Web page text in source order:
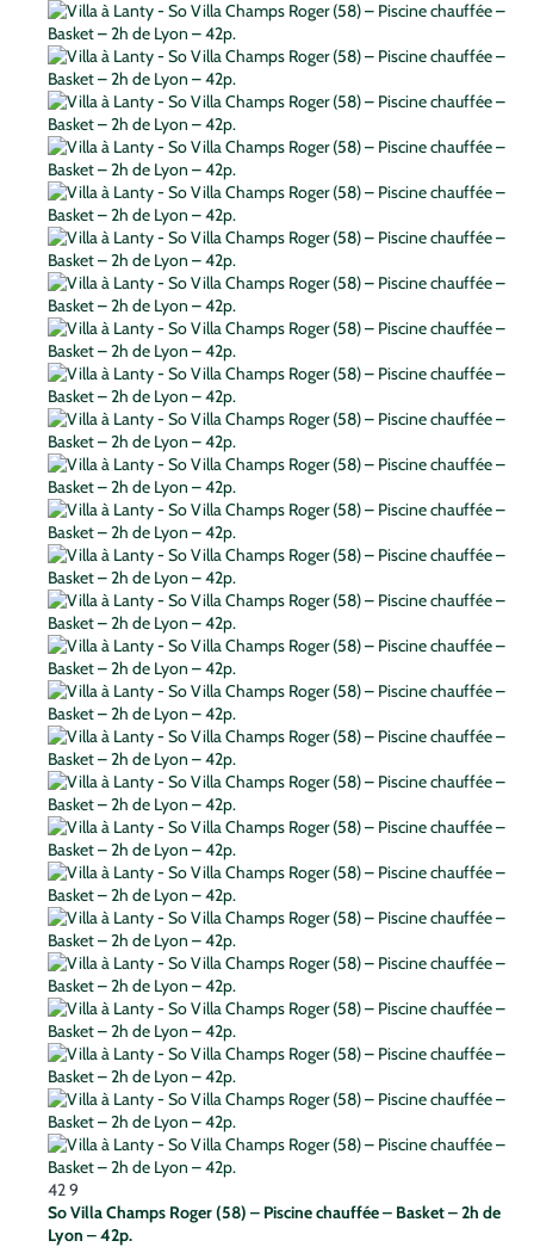
429
So Villa Champs Roger (58) – Piscine chauffée – Basket – 2h de
Lyon – 42p.